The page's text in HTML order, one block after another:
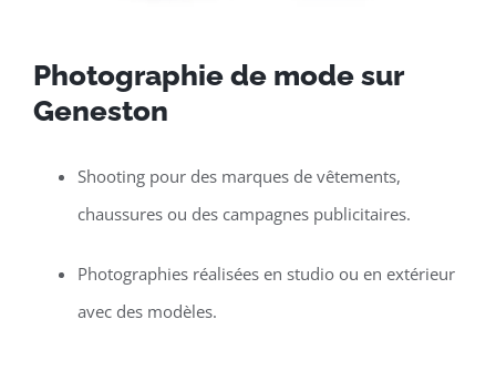
Photographie de mode sur
Geneston
Shooting pour des marques de vêtements,
chaussures ou des campagnes publicitaires.
Photographies réalisées en studio ou en extérieur
avec des modèles.